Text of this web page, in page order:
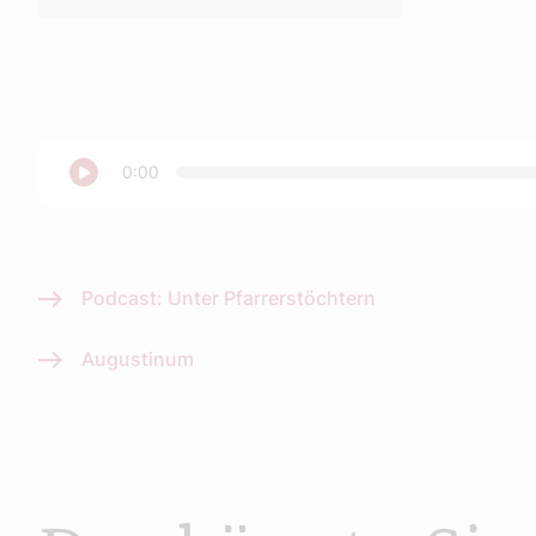
Abspielen
0:00
Podcast: Unter Pfarrerstöchtern
Augustinum